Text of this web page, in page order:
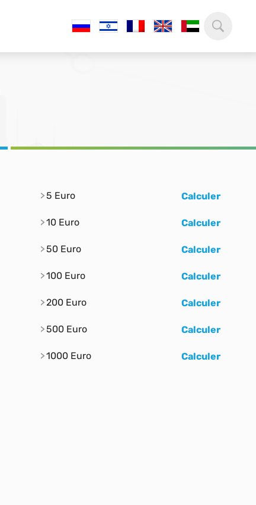
5 Euro Calculer
10 Euro Calculer
50 Euro Calculer
100 Euro Calculer
200 Euro Calculer
500 Euro Calculer
1000 Euro Calculer